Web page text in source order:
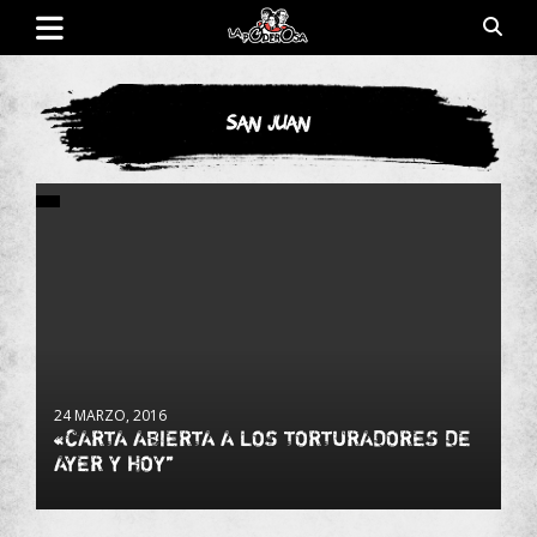
Saltar
contenidoLa Poderosa
Poderosa.
San Juan
24 MARZO, 2016
«CARTA ABIERTA A LOS TORTURADORES DE
AYER Y HOY”